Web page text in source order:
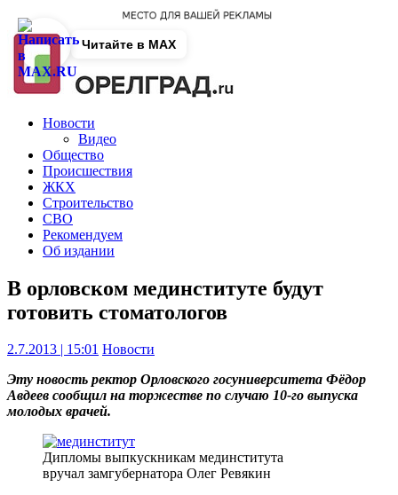
Новости
Видео
Общество
Происшествия
ЖКХ
Строительство
СВО
Рекомендуем
Об издании
В орловском мединституте будут
готовить стоматологов
2.7.2013 | 15:01 Новости
Эту новость ректор Орловского госуниверситета Фёдор
Авдеев сообщил на торжестве по случаю 10-го выпуска
молодых врачей.
Дипломы выпкускникам мединститута
вручал замгубернатора Олег Ревякин
Читайте в MAX